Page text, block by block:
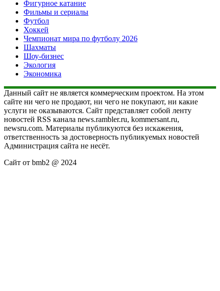
Фигурное катание
Фильмы и сериалы
Футбол
Хоккей
Чемпионат мира по футболу 2026
Шахматы
Шоу-бизнес
Экология
Экономика
Данный сайт не является коммерческим проектом. На этом
сайте ни чего не продают, ни чего не покупают, ни какие
услуги не оказываются. Сайт представляет собой ленту
новостей RSS канала news.rambler.ru, kommersant.ru,
newsru.com. Материалы публикуются без искажения,
ответственность за достоверность публикуемых новостей
Администрация сайта не несёт.
Сайт от bmb2 @ 2024